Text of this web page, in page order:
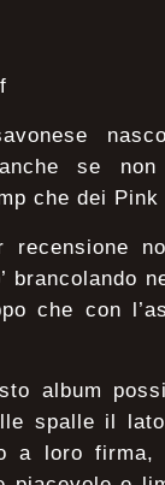
se
che dei
brancolando
che con
album
spalle il
a loro